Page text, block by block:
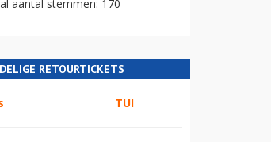
aantal stemmen: 170
RETOURTICKETS
TUI